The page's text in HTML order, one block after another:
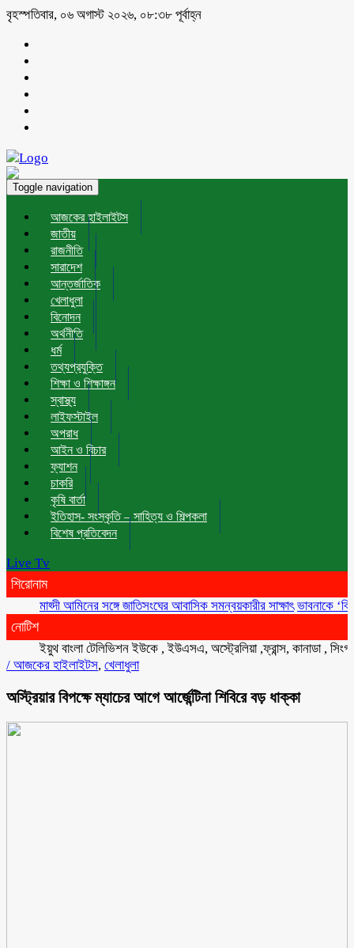
বৃহস্পতিবার, ০৬ অগাস্ট ২০২৬, ০৮:৩৮ পূর্বাহ্ন
Toggle navigation
আজকের হাইলাইটস
জাতীয়
রাজনীতি
সারাদেশ
আন্তর্জাতিক
খেলাধুলা
বিনোদন
অর্থনীতি
ধর্ম
তথ্যপ্রযুক্তি
শিক্ষা ও শিক্ষাঙ্গন
স্বাস্থ্য
লাইফস্টাইল
অপরাধ
আইন ও বিচার
ফ্যাশন
চাকরি
কৃষি বার্তা
ইতিহাস- সংস্কৃতি – সাহিত্য ও শিল্পকলা
বিশেষ প্রতিবেদন
Live Tv
শিরোনাম
মাহ্দী আমিনের সঙ্গে জাতিসংঘের আবাসিক সমন্বয়কারীর সাক্ষাৎ ভাবনাকে ‘বিরল
নোটিশ
ইয়ুথ বাংলা টেলিভিশন ইউকে , ইউএসএ, অস্ট্রেলিয়া ,ফ্রান্স, কানাডা ,
/ আজকের হাইলাইটস, খেলাধুলা
অস্ট্রিয়ার বিপক্ষে ম্যাচের আগে আর্জেন্টিনা শিবিরে বড় ধাক্কা